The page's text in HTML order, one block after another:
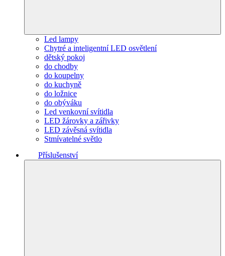
Led lampy
Chytré a inteligentní LED osvětlení
dětský pokoj
do chodby
do koupelny
do kuchyně
do ložnice
do obýváku
Led venkovní svítidla
LED žárovky a zářivky
LED závěsná svítidla
Stmívatelné světlo
Příslušenství